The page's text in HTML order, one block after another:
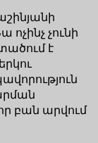
չունի
է
բան արվում